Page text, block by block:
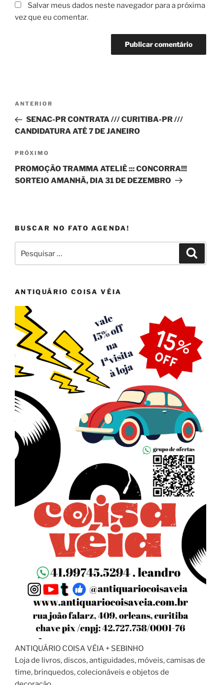
Salvar meus dados neste navegador para a próxima
vez que eu comentar.
Navegação
Post
Post
anterior
ANTERIOR
SENAC-PR CONTRATA /// CURITIBA-PR ///
CANDIDATURA ATÉ 7 DE JANEIRO
Próximo
post
PRÓXIMO
PROMOÇÃO TRAMMA ATELIÊ ::: CONCORRA!!!
SORTEIO AMANHÃ, DIA 31 DE DEZEMBRO
BUSCAR NO FATO AGENDA!
por:
ANTIQUÁRIO COISA VÉIA
ANTIQUÁRIO COISA VÉIA + SEBINHO
Loja de livros, discos, antiguidades, móveis, camisas de
time, brinquedos, colecionáveis e objetos de